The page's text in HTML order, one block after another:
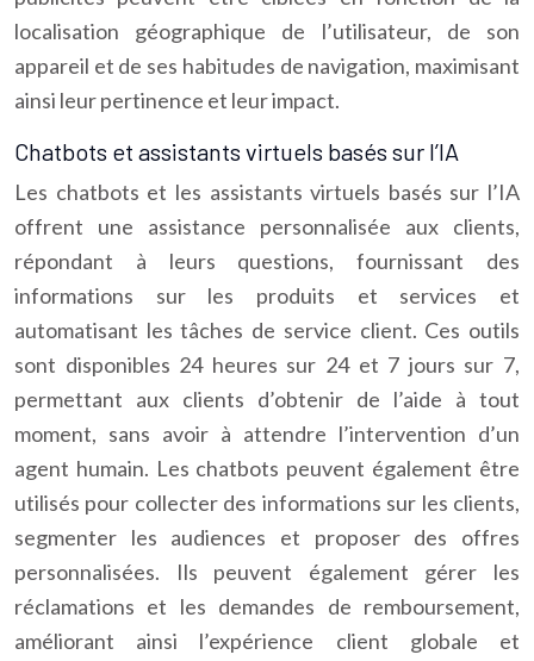
localisation géographique de l’utilisateur, de son
appareil et de ses habitudes de navigation, maximisant
ainsi leur pertinence et leur impact.
Chatbots et assistants virtuels basés sur l’IA
Les chatbots et les assistants virtuels basés sur l’IA
offrent une assistance personnalisée aux clients,
répondant à leurs questions, fournissant des
informations sur les produits et services et
automatisant les tâches de service client. Ces outils
sont disponibles 24 heures sur 24 et 7 jours sur 7,
permettant aux clients d’obtenir de l’aide à tout
moment, sans avoir à attendre l’intervention d’un
agent humain. Les chatbots peuvent également être
utilisés pour collecter des informations sur les clients,
segmenter les audiences et proposer des offres
personnalisées. Ils peuvent également gérer les
réclamations et les demandes de remboursement,
améliorant ainsi l’expérience client globale et